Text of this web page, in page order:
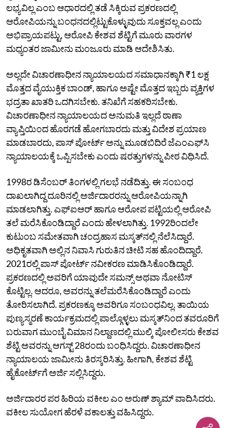
ಲಭ್ಯವಿಲ್ಲ ಎಂಬ ಆಧಾರದಲ್ಲಿ ತಡೆ ಸಿಕ್ಕಿರುವ ಪ್ರಕರಣದಲ್ಲಿ
ಆರೋಪಿಯನ್ನು ಬಂಧನದಲ್ಲಿಟ್ಟುಕೊಳ್ಳುವುದು ಸೂಕ್ತವಲ್ಲ ಎಂದು
ಅಭಿಪ್ರಾಯಪಟ್ಟು, ಆರೋಪಿ ಕೇಶವ ಶೆಟ್ಟಿಗೆ ಮೂರು ವಾರಗಳ
ಮಧ್ಯಂತರ ಜಾಮೀನು ಮಂಜೂರು ಮಾಡಿ ಆದೇಶಿಸಿತು.
ಅಲ್ಲದೇ ವಿಚಾರಣಾಧೀನ ನ್ಯಾಯಾಲಯದ ಸಮಾಧಾನಕ್ಕಾಗಿ ₹1 ಲಕ್ಷ
ಮೊತ್ತದ ವೈಯುಕ್ತಿಕ ಬಾಂಡ್, ಹಾಗೂ ಅಷ್ಟೇ ಮೊತ್ತದ ಇಬ್ಬರು ವ್ಯಕ್ತಿಗಳ
ಭದ್ರತಾ ಖಾತರಿ ಒದಗಿಸಬೇಕು. ತನಿಖೆಗೆ ಸಹಕರಿಸಬೇಕು.
ವಿಚಾರಣಾಧೀನ ನ್ಯಾಯಾಲಯದ ಅನುಮತಿ ಇಲ್ಲದೆ ಠಾಣಾ
ವ್ಯಾಪ್ತಿಯಿಂದ ಹೊರಗಡೆ ಹೋಗಬಾರದು ಮತ್ತು ವಿದೇಶ ಪ್ರಯಾಣ
ಮಾಡಬಾರದು, ಪಾಸ್ ಪೋರ್ಟ್ ಅನ್ನು ಮೂಡಬಿದಿರೆ ಜೆಎಂಎಫ್‌ಸಿ
ನ್ಯಾಯಾಲಯಕ್ಕೆ ಒಪ್ಪಿಸಬೇಕು ಎಂದು ಷರತ್ತುಗಳನ್ನು ಪೀಠ ವಿಧಿಸಿದೆ.
1998ರ ಡಿಸೆಂಬರ್ ತಿಂಗಳಲ್ಲಿ ಗಲಭೆ ನಡೆದಿತ್ತು. ಈ ಸಂಬಂಧ
ದಾಖಲಾಗಿದ್ದ ದೂರಿನಲ್ಲಿ ಅರ್ಜಿದಾರರನ್ನು ಆರೋಪಿಯನ್ನಾಗಿ
ಮಾಡಲಾಗಿತ್ತು. ಎಫ್ಐಆರ್ ಹಾಗೂ ಆರೋಪ ಪಟ್ಟಿಯಲ್ಲಿ ಆರೋಪಿ
ತಲೆ ಮರೆಸಿಕೊಂಡಿದ್ದಾರೆ ಎಂದು ಹೇಳಲಾಗಿತ್ತು. 1992ರಿಂದಲೇ
ಕುಟುಂಬ ಸಮೇತವಾಗಿ ಚಂದ್ರಹಾಸ ಮಸ್ಕತ್‌ನಲ್ಲಿ ನೆಲೆಸಿದ್ದಾರೆ.
ಅಧಿಕೃತವಾಗಿ ಅಲ್ಲಿನ ನಿವಾಸಿ ಗುರುತಿನ ಚೀಟಿ ಸಹ ಹೊಂದಿದ್ದಾರೆ.
2021ರಲ್ಲಿ ಪಾಸ್ ಪೋರ್ಟ್ ನವೀಕರಣ ಮಾಡಿಸಿಕೊಂಡಿದ್ದಾರೆ.
ಪ್ರಕರಣದಲ್ಲಿ ಅವರಿಗೆ ಯಾವುದೇ ಸಮನ್ಸ್ ಅಥವಾ ನೋಟಿಸ್
ಕೊಟ್ಟಿಲ್ಲ. ಆದರೂ, ಅವರನ್ನು ತಲೆಮರೆಸಿಕೊಂಡಿದ್ದಾರೆ ಎಂದು
ತೋರಿಸಲಾಗಿದೆ. ಪ್ರಕರಣಕ್ಕೂ ಅವರಿಗೂ ಸಂಬಂಧವಿಲ್ಲ. ತಾಯಿಯ
ಪುಣ್ಯಸ್ಮರಣೆ ಕಾರ್ಯಕ್ರಮದಲ್ಲಿ ಪಾಲ್ಗೊಳ್ಳಲು ಮಸ್ಕತ್‌ನಿಂದ ತವರೂರಿಗೆ
ಬರುವಾಗ ಮುಂಬೈ ವಿಮಾನ ನಿಲ್ದಾಣದಲ್ಲಿ ಮುಲ್ಕಿ ಪೋಲೀಸರು ಕೇಶವ
ಶೆಟ್ಟಿ ಅವರನ್ನು ಆಗಸ್ಟ್ 28ರಂದು ಬಂಧಿಸಿದ್ದರು. ವಿಚಾರಣಾಧೀನ
ನ್ಯಾಯಾಲಯ ಜಾಮೀನು ತಿರಸ್ಕರಿಸಿತ್ತು. ಹೀಗಾಗಿ, ಕೇಶವ ಶೆಟ್ಟಿ
ಹೈಕೋರ್ಟ್‌ಗೆ ಅರ್ಜಿ ಸಲ್ಲಿಸಿದ್ದರು.
ಅರ್ಜಿದಾರರ ಪರ ಹಿರಿಯ ವಕೀಲ ಎಂ ಅರುಣ್ ಶ್ಯಾಮ್ ವಾದಿಸಿದರು.
ವಕೀಲ ಸುಯೋಗ ಹೆರಳೆ ವಕಾಲತ್ತು ವಹಿಸಿದ್ದರು.